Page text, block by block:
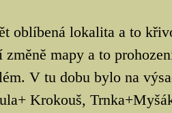
oblíbená lokalita a to
změně mapy a to
V tu dobu bylo na
Krokouš,